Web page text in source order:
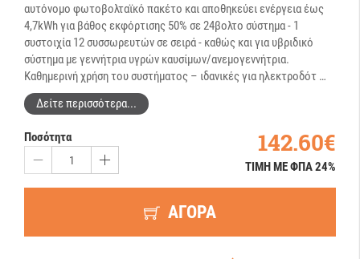
αυτόνομο φωτοβολταϊκό πακέτο και αποθηκεύει ενέργεια έως
4,7kWh για βάθος εκφόρτισης 50% σε 24βολτο σύστημα - 1
συστοιχία 12 συσσωρευτών σε σειρά - καθώς και για υβριδικό
σύστημα με γεννήτρια υγρών καυσίμων/ανεμογεννήτρια.
Καθημερινή χρήση του συστήματος – ιδανικές για ηλεκτροδότ …
Δείτε περισσότερα...
142.60€
ΤΙΜΗ ΜΕ ΦΠΑ 24%
Ποσότητα
ΑΓΟΡΑ